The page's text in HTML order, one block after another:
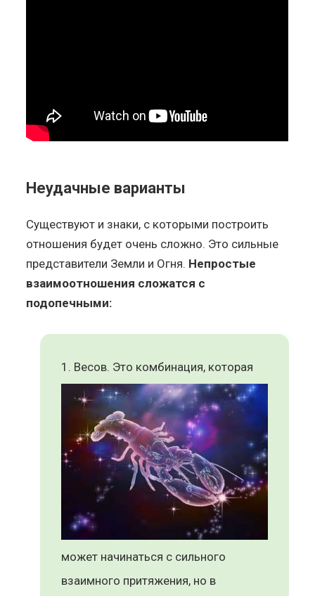
Неудачные варианты
Существуют и знаки, с которыми построить
отношения будет очень сложно. Это сильные
представители Земли и Огня. Непростые
взаимоотношения сложатся с
подопечными:
Весов. Это комбинация, которая
может начинаться с сильного
взаимного притяжения, но в